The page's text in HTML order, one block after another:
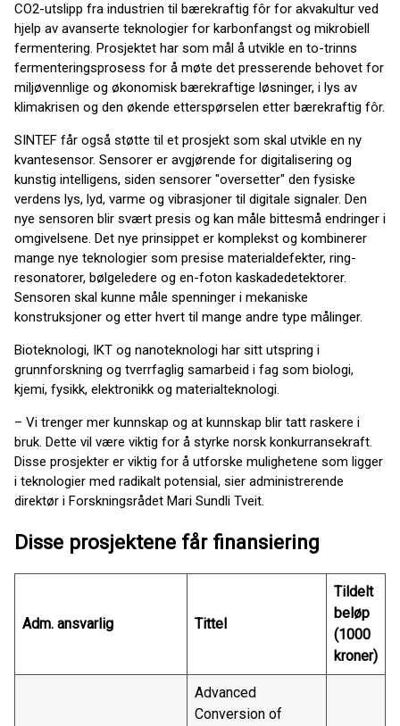
CO2-utslipp fra industrien til bærekraftig fôr for akvakultur ved
hjelp av avanserte teknologier for karbonfangst og mikrobiell
fermentering. Prosjektet har som mål å utvikle en to-trinns
fermenteringsprosess for å møte det presserende behovet for
miljøvennlige og økonomisk bærekraftige løsninger, i lys av
klimakrisen og den økende etterspørselen etter bærekraftig fôr.
SINTEF får også støtte til et prosjekt som skal utvikle en ny
kvantesensor. Sensorer er avgjørende for digitalisering og
kunstig intelligens, siden sensorer "oversetter" den fysiske
verdens lys, lyd, varme og vibrasjoner til digitale signaler. Den
nye sensoren blir svært presis og kan måle bittesmå endringer i
omgivelsene. Det nye prinsippet er komplekst og kombinerer
mange nye teknologier som presise materialdefekter, ring-
resonatorer, bølgeledere og en-foton kaskadedetektorer.
Sensoren skal kunne måle spenninger i mekaniske
konstruksjoner og etter hvert til mange andre type målinger.
Bioteknologi, IKT og nanoteknologi har sitt utspring i
grunnforskning og tverrfaglig samarbeid i fag som biologi,
kjemi, fysikk, elektronikk og materialteknologi.
– Vi trenger mer kunnskap og at kunnskap blir tatt raskere i
bruk. Dette vil være viktig for å styrke norsk konkurransekraft.
Disse prosjekter er viktig for å utforske mulighetene som ligger
i teknologier med radikalt potensial, sier administrerende
direktør i Forskningsrådet Mari Sundli Tveit.
Disse prosjektene får finansiering
Adm. ansvarlig Tittel
Tildelt
beløp
(1000
kroner)
Advanced
Conversion of